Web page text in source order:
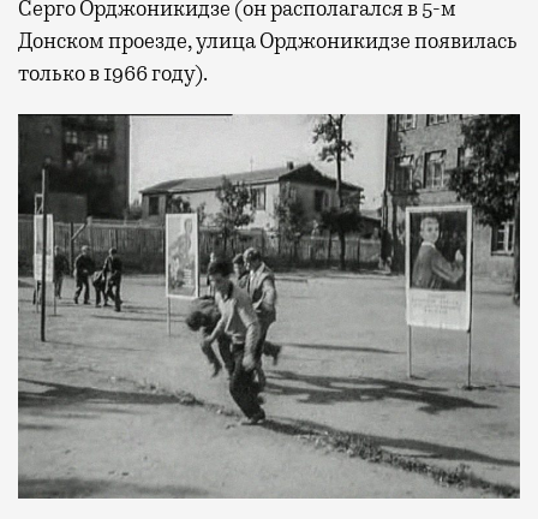
Серго Орджоникидзе (он располагался в 5-м
Донском проезде, улица Орджоникидзе появилась
только в 1966 году).